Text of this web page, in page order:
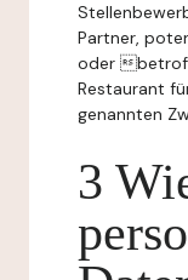
Partner,
oder
Restaurant
genannten
3